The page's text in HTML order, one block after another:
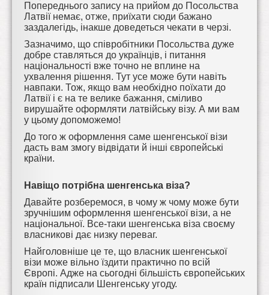
Попереднього запису на прийом до Посольства
Латвії немає, отже, приїхати сюди бажано
заздалегідь, інакше доведеться чекати в черзі.
Зазначимо, що співробітники Посольства дуже
добре ставляться до українців, і питання
національності вже точно не вплине на
ухвалення рішення. Тут усе може бути навіть
навпаки. Тож, якщо вам необхідно поїхати до
Латвії і є на те велике бажання, сміливо
вирушайте оформляти латвійську візу. А ми вам
у цьому допоможемо!
До того ж оформлення саме шенгенської візи
дасть вам змогу відвідати й інші європейські
країни.
Навіщо потрібна шенгенська віза?
Давайте розберемося, в чому ж чому може бути
зручнішим оформлення шенгенської візи, а не
національної. Все-таки шенгенська віза своєму
власникові дає низку переваг.
Найголовніше це те, що власник шенгенської
візи може вільно їздити практично по всій
Європі. Адже на сьогодні більшість європейських
країн підписали Шенгенську угоду.